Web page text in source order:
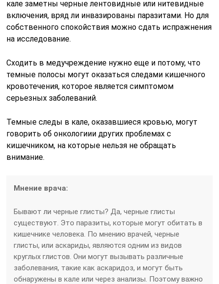
кале заметны черные лентовидные или нитевидные
включения, вряд ли инвазированы паразитами. Но для
собственного спокойствия можно сдать испражнения
на исследование.
Сходить в медучреждение нужно еще и потому, что
темные полосы могут оказаться следами кишечного
кровотечения, которое является симптомом
серьезных заболеваний.
Темные следы в кале, оказавшиеся кровью, могут
говорить об онкологиии других проблемах с
кишечником, на которые нельзя не обращать
внимание.
Мнение врача:
Бывают ли черные глисты? Да, черные глисты
существуют. Это паразиты, которые могут обитать в
кишечнике человека. По мнению врачей, черные
глисты, или аскариды, являются одним из видов
круглых глистов. Они могут вызывать различные
заболевания, такие как аскаридоз, и могут быть
обнаружены в кале или через анализы. Поэтому важно